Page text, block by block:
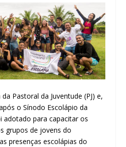
Pastoral da Juventude (PJ) e,
o Sínodo Escolápio da
adotado para capacitar os
grupos de jovens do
presenças escolápias do